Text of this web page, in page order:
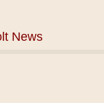
News